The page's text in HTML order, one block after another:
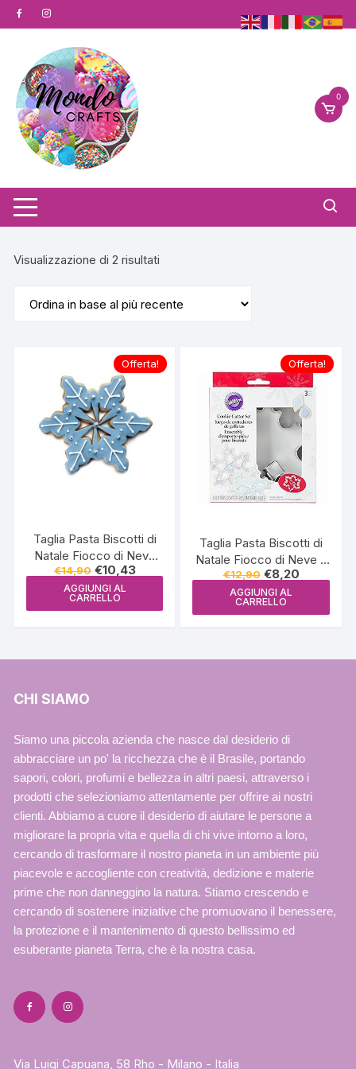
al
0
Visualizzazione di 2 risultati
base
recente
Offerta!
Taglia Pasta Biscotti di
Natale Fiocco di Neve
Grande 10 Pz – IBILI
€14,90 Il
prezzo
originale
era:
€10,43Il
prezzo
AGGIUNGI AL
CARRELLO
Offerta!
Taglia Pasta Biscotti di
Natale Fiocco di Neve 3
Pz- Wilton
€12,90 Il
prezzo
originale
era:
€8,20Il
prezzo
AGGIUNGI AL
CARRELLO
CHI SIAMO
Siamo una piccola azienda che nasce dal desiderio di
abbracciare un po' la ricchezza che è il Brasile, portando
sapori, colori, profumi e bellezza in altri paesi, attraverso i
prodotti che selezioniamo attentamente per offrire ai nostri
clienti. Abbiamo a cuore il desiderio di aiutare le persone a
migliorare la propria vita e quella di chi vive intorno a loro,
cercando di trasformare il nostro pianeta in un ambiente più
piacevole e accogliente con creatività, dedizione e materie
prime che non danneggino la natura. Stiamo crescendo e
cercando di sostenere iniziative che promuovano il benessere,
la protezione e il mantenimento di questo bellissimo ed
esuberante pianeta Terra, che è la nostra casa.
Via Luigi Capuana, 58 Rho - Milano - Italia